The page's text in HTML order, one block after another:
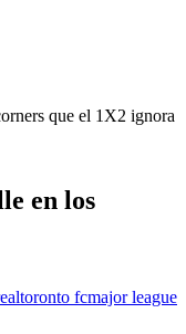
que el 1X2 ignora
en los
toronto fcmajor league